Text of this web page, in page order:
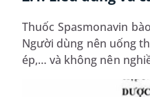
Thuốc Spasmonavin
Người dùng nên uống
ép,… và không nên